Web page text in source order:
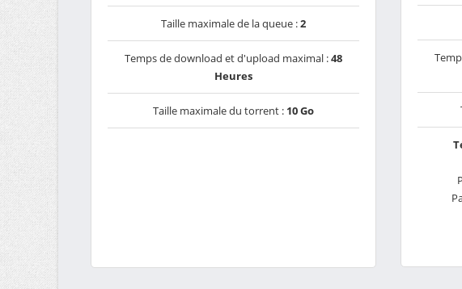
Taille maximale de la queue :2
Temps de download et d'upload maximal :48
Heures
Taille maximale du torrent : 10 Go